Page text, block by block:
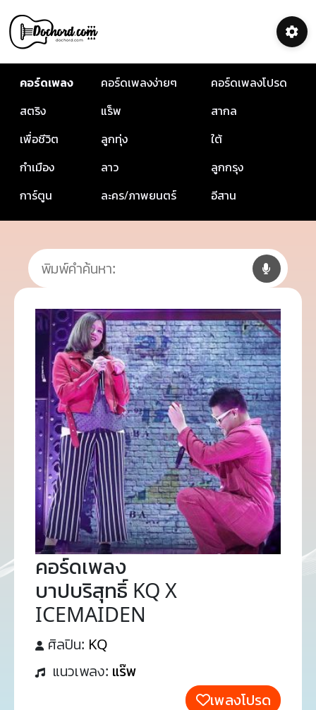
คอร์ดเพลง คอร์ดเพลงง่ายๆ
คอร์ดเพลงโปรด
สตริง
แร็พ
สากล
เพื่อชีวิต
ลูกทุ่ง
ใต้
กำเมือง
ลาว
ลูกกรุง
การ์ตูน
ละคร/ภาพยนตร์ อีสาน
คอร์ดเพลง
บาปบริสุทธิ์ KQ X
ICEMAIDEN
ศิลปิน: KQ
แนวเพลง: แร๊พ
เพลงโปรด